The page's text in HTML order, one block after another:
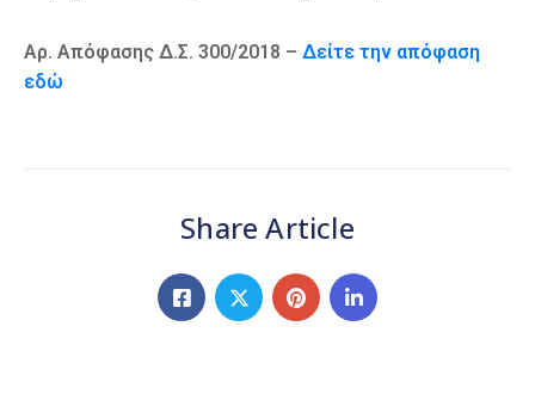
Αρ. Απόφασης Δ.Σ. 300/2018 – Δείτε την απόφαση
εδώ
Share Article